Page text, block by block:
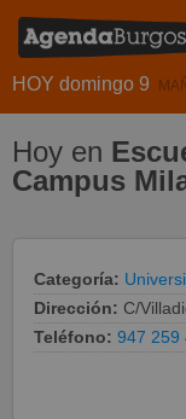
HOY domingo 9
Hoy en
Campus
Categoría:
Dirección: C/
Teléfono: 947 259